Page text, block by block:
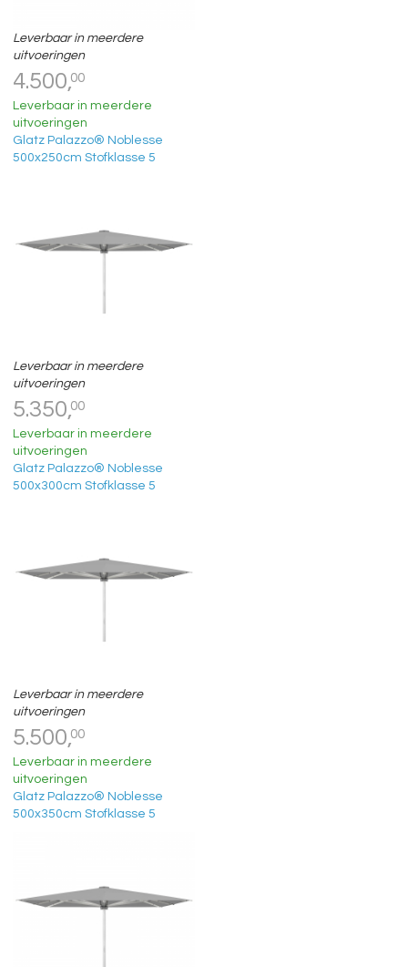
Leverbaar in meerdere
uitvoeringen
4.500,00
Leverbaar in meerdere
uitvoeringen
Glatz Palazzo® Noblesse
500x250cm Stofklasse 5
Leverbaar in meerdere
uitvoeringen
5.350,00
Leverbaar in meerdere
uitvoeringen
Glatz Palazzo® Noblesse
500x300cm Stofklasse 5
Leverbaar in meerdere
uitvoeringen
5.500,00
Leverbaar in meerdere
uitvoeringen
Glatz Palazzo® Noblesse
500x350cm Stofklasse 5